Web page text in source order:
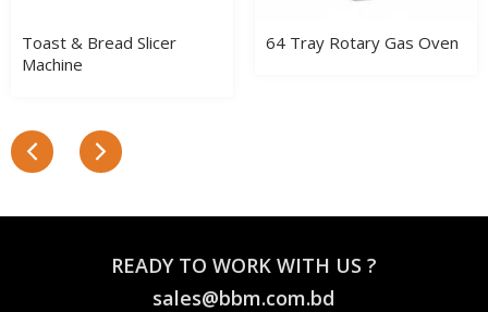
Toast & Bread Slicer
Machine
64 Tray Rotary Gas Oven
READY TO WORK WITH US ?
sales@bbm.com.bd